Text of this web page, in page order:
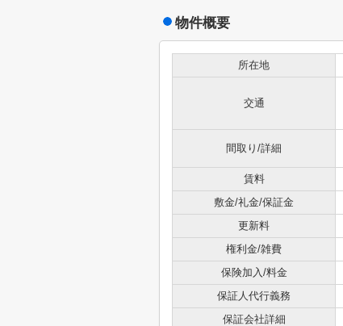
物件概要
所在地
交通
間取り/詳細
賃料
敷金/礼金/保証金
更新料
権利金/雑費
保険加入/料金
保証人代行義務
保証会社詳細